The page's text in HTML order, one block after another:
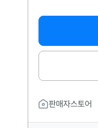
판매자스토어